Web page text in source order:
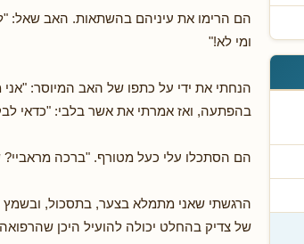
הם הרימו את עיניהם בהשתאות. האב שאל:
ומי לא!"
הנחתי את ידי על כתפו של האב המיוסר:
בהפתעה, ואז אמרתי את אשר בלבי: "כדאי
הם הסתכלו עלי כעל מטורף. "ברכה
הרגשתי שאני מתמלא בצער, בתסכול,
של צדיק בהחלט יכולה להועיל היכן